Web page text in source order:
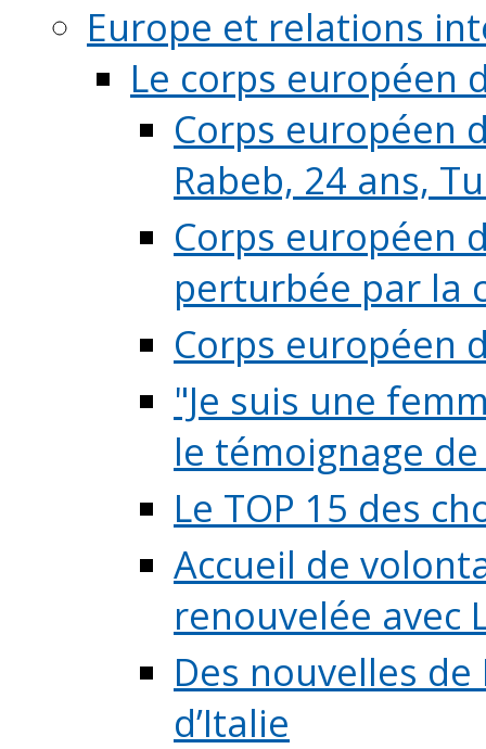
Europe et relations
Le corps européen
Corps européen
Rabeb, 24 ans,
Corps européen
perturbée par la
Corps européen
"Je suis une
le témoignage de
Le TOP 15 des
Accueil de
renouvelée avec
Des nouvelles
d’Italie